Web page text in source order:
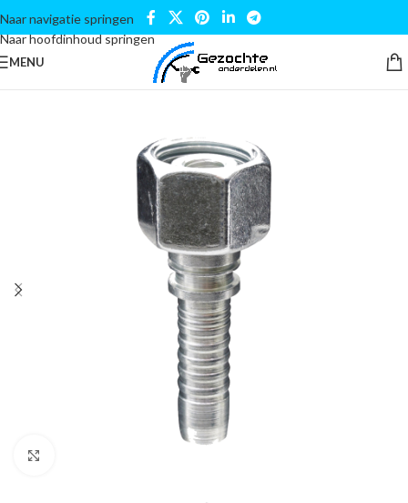
Naar navigatie springen
Naar hoofdinhoud springen
MENU